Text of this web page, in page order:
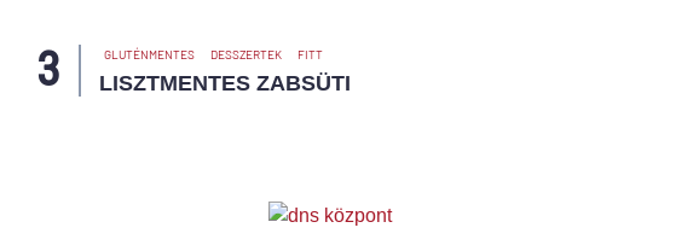
GLUTÉNMENTES DESSZERTEK FITT
LISZTMENTES ZABSÜTI